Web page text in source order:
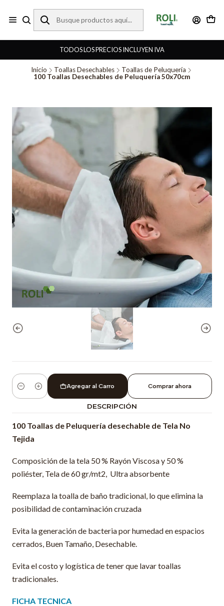
TODOS LOS PRECIOS INCLUYEN IVA
Inicio Toallas Desechables
Toallas de Peluquería
100 Toallas Desechables de Peluquería 50x70cm
Cantidad
Agregar al Carro Comprar ahora
DESCRIPCIÓN
100 Toallas de Peluquería desechable de Tela No
Tejida
Composición de la tela 50 % Rayón Viscosa y 50 %
poliéster, Tela de 60 gr/mt2, Ultra absorbente
Reemplaza la toalla de baño tradicional, lo que elimina la
posibilidad de contaminación cruzada
Evita la generación de bacteria por humedad en espacios
cerrados, Buen Tamaño, Desechable.
Evita el costo y logística de tener que lavar toallas
tradicionales.
FICHA TECNICA